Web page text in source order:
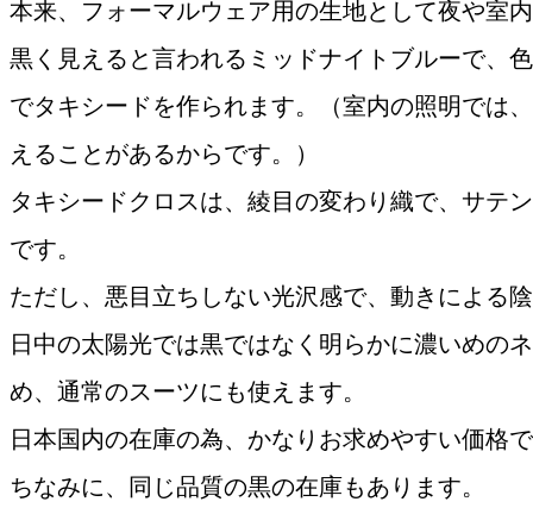
本来、フォーマルウェア用の生地として夜や室
黒く見えると言われるミッドナイトブルーで、
でタキシードを作られます。（室内の照明では
えることがあるからです。）
タキシードクロスは、綾目の変わり織で、サテ
です。
ただし、悪目立ちしない光沢感で、動きによる
日中の太陽光では黒ではなく明らかに濃いめの
め、通常のスーツにも使えます。
日本国内の在庫の為、かなりお求めやすい価格
ちなみに、同じ品質の黒の在庫もあります。